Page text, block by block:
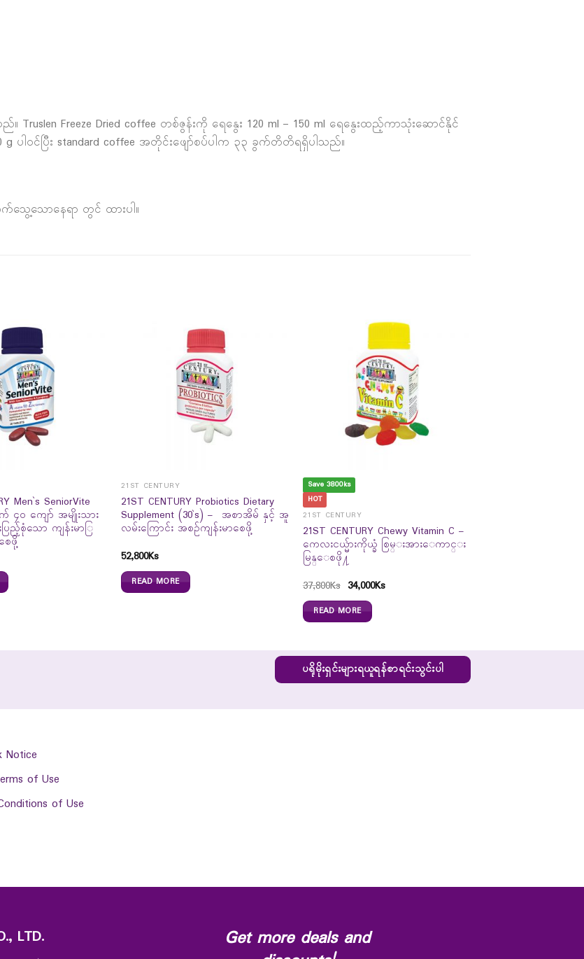
Freeze Dried coffee တစ်ဇွန်းကို ရေနွေး 120 ml – 150 ml ရေနွေးထည့်ကာသုံးဆောင်နိုင်
g ပါဝင်ပြီး standard coffee အတိုင်းဖျော်စပ်ပါက ၃၃ ခွက်တိတိရရှိပါသည်။
ေ့သောနေရာ တွင် ထားပါ။
Men`s SeniorVite
၄၀ ကျော် အမျိုးသား
ပြည့်စုံသော ကျန်းမာြ
ေဖို့
21ST CENTURY
21ST CENTURY Probiotics Dietary
Supplement (30`s) – အစာအိမ် နှင့် အူ
လမ်းကြောင်း အစဉ်ကျန်းမာစေဖို့
52,800Ks
READ MORE
Save 3800ks
HOT
21ST CENTURY
21ST CENTURY Chewy Vitamin C –
ကေလးငယ္မ်ားကိုယ္ခံ စြမ္းအားေကာင္း
မြန္ေစဖို႔
37,800Ks 34,000Ks
READ MORE
ပရိုမိုးရှင်းများရယူရန်စာရင်းသွင်းပါ
Notice
of Use
of Use
LTD.
Get more deals and